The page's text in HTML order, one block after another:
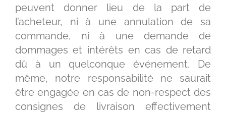
peuvent donner lieu de la part de
l’acheteur, ni à une annulation de sa
commande, ni à une demande de
dommages et intérêts en cas de retard
dû à un quelconque événement. De
même, notre responsabilité ne saurait
être engagée en cas de non-respect des
consignes de livraison effectivement